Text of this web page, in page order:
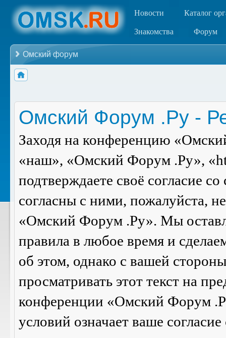
Новости Каталог
Знакомства Форум
Омский форум
Омский Форум .Ру -
Заходя на конференцию
«наш», «Омский Форум .Ру»,
подтверждаете своё согласие
согласны с ними, пожалуйста,
«Омский Форум .Ру». Мы
правила в любое время и
об этом, однако с вашей
просматривать этот текст на
конференции «Омский Форум
условий означает ваше